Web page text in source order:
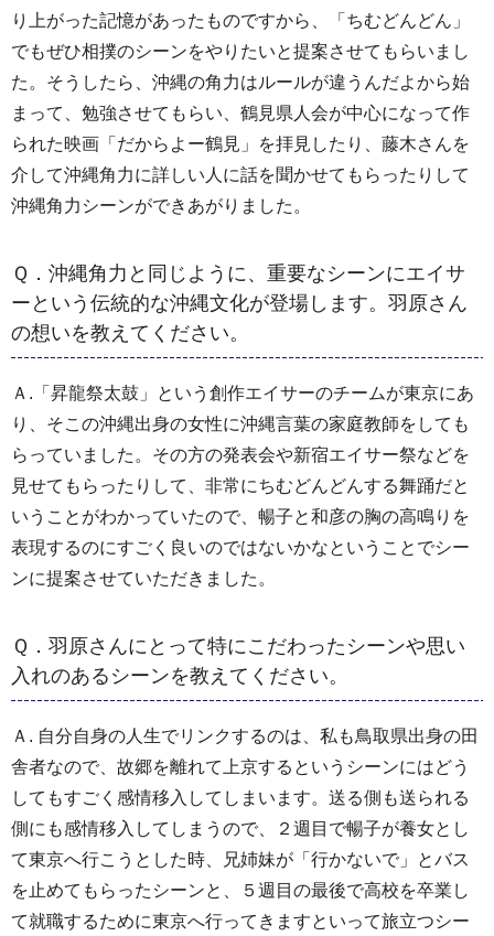
り上がった記憶があったものですから、「ちむどんどん」
でもぜひ相撲のシーンをやりたいと提案させてもらいまし
た。そうしたら、沖縄の角力はルールが違うんだよから始
まって、勉強させてもらい、鶴見県人会が中心になって作
られた映画「だからよー鶴見」を拝見したり、藤木さんを
介して沖縄角力に詳しい人に話を聞かせてもらったりして
沖縄角力シーンができあがりました。
Ｑ．沖縄角力と同じように、重要なシーンにエイサ
ーという伝統的な沖縄文化が登場します。羽原さん
の想いを教えてください。
Ａ.「昇龍祭太鼓」という創作エイサーのチームが東京にあ
り、そこの沖縄出身の女性に沖縄言葉の家庭教師をしても
らっていました。その方の発表会や新宿エイサー祭などを
見せてもらったりして、非常にちむどんどんする舞踊だと
いうことがわかっていたので、暢子と和彦の胸の高鳴りを
表現するのにすごく良いのではないかなということでシー
ンに提案させていただきました。
Ｑ．羽原さんにとって特にこだわったシーンや思い
入れのあるシーンを教えてください。
Ａ. 自分自身の人生でリンクするのは、私も鳥取県出身の田
舎者なので、故郷を離れて上京するというシーンにはどう
してもすごく感情移入してしまいます。送る側も送られる
側にも感情移入してしまうので、２週目で暢子が養女とし
て東京へ行こうとした時、兄姉妹が「行かないで」とバス
を止めてもらったシーンと、５週目の最後で高校を卒業し
て就職するために東京へ行ってきますといって旅立つシー